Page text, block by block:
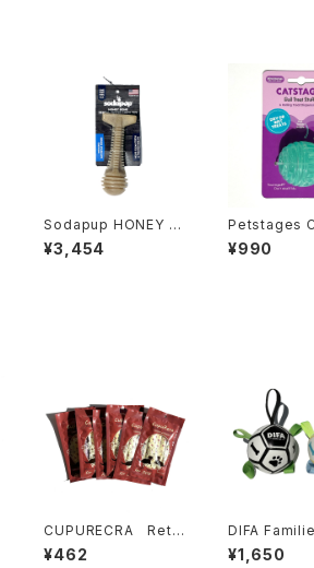
Sodapup HONEY B
ONE DENTAL TOWE
R CHEW TOY ソダ
¥3,454
Petstages
GES Ball
er ペットステ
¥990
CUPURECRA Retti
ck VENISON EXTRE
ME クプレラ レティッ
¥462
DIFA Familie
サイズ ディフ
リエボール
¥1,650